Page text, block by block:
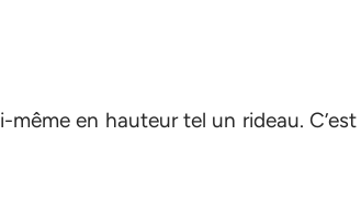
en hauteur tel un rideau.